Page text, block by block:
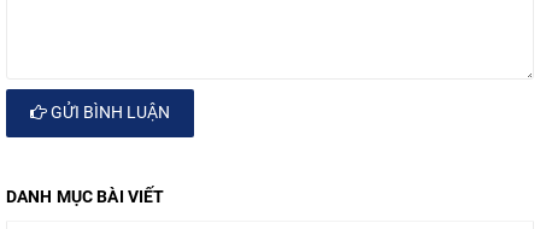
GỬI BÌNH LUẬN
DANH MỤC BÀI VIẾT